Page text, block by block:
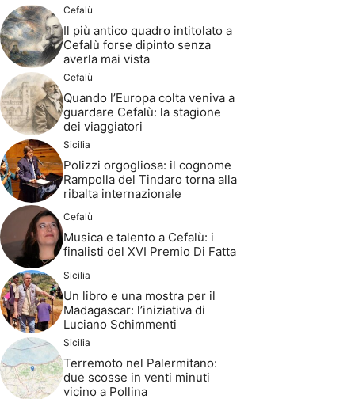
Cefalù
Il più antico quadro intitolato a
Cefalù forse dipinto senza
averla mai vista
Cefalù
Quando l’Europa colta veniva a
guardare Cefalù: la stagione
dei viaggiatori
Sicilia
Polizzi orgogliosa: il cognome
Rampolla del Tindaro torna alla
ribalta internazionale
Cefalù
Musica e talento a Cefalù: i
finalisti del XVI Premio Di Fatta
Sicilia
Un libro e una mostra per il
Madagascar: l’iniziativa di
Luciano Schimmenti
Sicilia
Terremoto nel Palermitano:
due scosse in venti minuti
vicino a Pollina